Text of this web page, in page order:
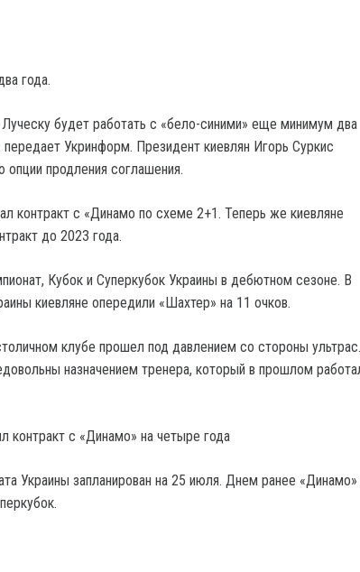
года.
будет работать с «бело-синими» еще минимум два
передает Укринформ. Президент киевлян Игорь Суркис
продления соглашения.
контракт с «Динамо по схеме 2+1. Теперь же киевляне
до 2023 года.
Кубок и Суперкубок Украины в дебютном сезоне. В
киевляне опередили «Шахтер» на 11 очков.
клубе прошел под давлением со стороны ультрас.
назначением тренера, который в прошлом
контракт с «Динамо» на четыре года
Украины запланирован на 25 июля. Днем ранее «Динамо»